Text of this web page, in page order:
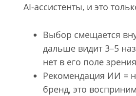
AI‐ассистенты, и это
Выбор смещается
дальше видит 3–5
нет в его поле
Рекомендация ИИ =
бренд, это